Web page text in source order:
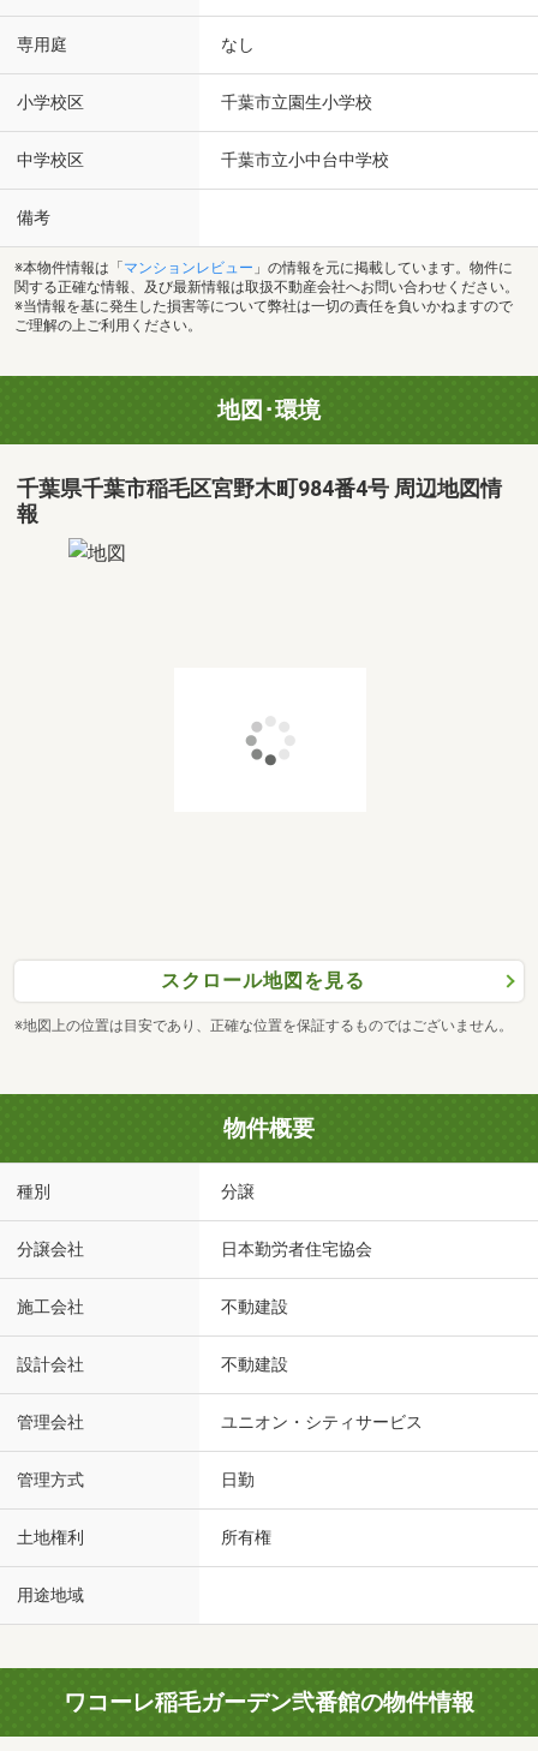
専用庭 なし
小学校区 千葉市立園生小学校
中学校区 千葉市立小中台中学校
備考
※本物件情報は「 マンションレビュー 」の情報を元に掲載しています。物件に
関する正確な情報、及び最新情報は取扱不動産会社へお問い合わせください。
※当情報を基に発生した損害等について弊社は一切の責任を負いかねますので
ご理解の上ご利用ください。
地図･環境
千葉県千葉市稲毛区宮野木町984番4号 周辺地図情
報
スクロール地図を見る
※地図上の位置は目安であり、正確な位置を保証するものではございません。
物件概要
種別 分譲
分譲会社 日本勤労者住宅協会
施工会社 不動建設
設計会社 不動建設
管理会社 ユニオン・シティサービス
管理方式 日勤
土地権利 所有権
用途地域
ワコーレ稲毛ガーデン弐番館の物件情報